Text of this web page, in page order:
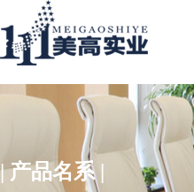
| 产品名系 |